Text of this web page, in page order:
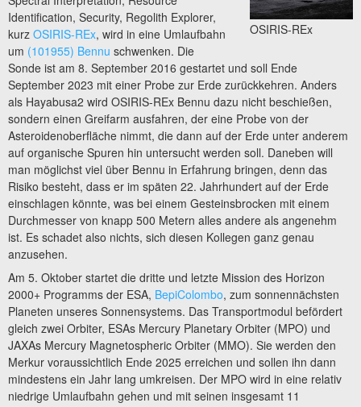
OSIRIS-REx
Identification, Security, Regolith Explorer,
kurz OSIRIS-REx, wird in eine Umlaufbahn
um (101955) Bennu schwenken. Die
Sonde ist am 8. September 2016 gestartet und soll Ende
September 2023 mit einer Probe zur Erde zurückkehren. Anders
als Hayabusa2 wird OSIRIS-REx Bennu dazu nicht beschießen,
sondern einen Greifarm ausfahren, der eine Probe von der
Asteroidenoberfläche nimmt, die dann auf der Erde unter anderem
auf organische Spuren hin untersucht werden soll. Daneben will
man möglichst viel über Bennu in Erfahrung bringen, denn das
Risiko besteht, dass er im späten 22. Jahrhundert auf der Erde
einschlagen könnte, was bei einem Gesteinsbrocken mit einem
Durchmesser von knapp 500 Metern alles andere als angenehm
ist. Es schadet also nichts, sich diesen Kollegen ganz genau
anzusehen.
Am 5. Oktober startet die dritte und letzte Mission des Horizon
2000+ Programms der ESA, BepiColombo, zum sonnennächsten
Planeten unseres Sonnensystems. Das Transportmodul befördert
gleich zwei Orbiter, ESAs Mercury Planetary Orbiter (MPO) und
JAXAs Mercury Magnetospheric Orbiter (MMO). Sie werden den
Merkur voraussichtlich Ende 2025 erreichen und sollen ihn dann
mindestens ein Jahr lang umkreisen. Der MPO wird in eine relativ
niedrige Umlaufbahn gehen und mit seinen insgesamt 11